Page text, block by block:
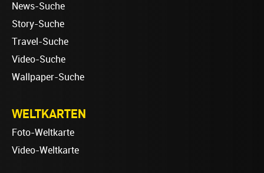
News-Suche
Story-Suche
Travel-Suche
Video-Suche
Wallpaper-Suche
WELTKARTEN
Foto-Weltkarte
Video-Weltkarte